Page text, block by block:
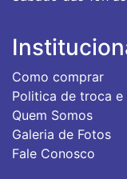
Como comprar
Politica de troca e
Quem Somos
Galeria de Fotos
Fale Conosco